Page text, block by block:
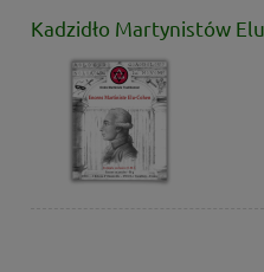
Kadzidło Martynistów